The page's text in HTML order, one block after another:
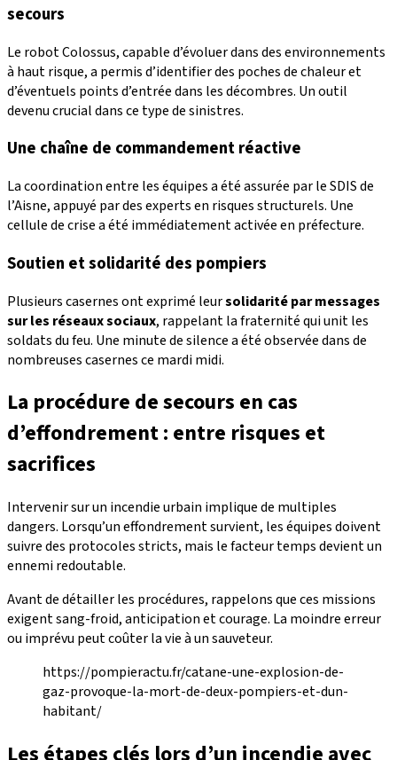
secours
Le robot Colossus, capable d’évoluer dans des environnements
à haut risque, a permis d’identifier des poches de chaleur et
d’éventuels points d’entrée dans les décombres. Un outil
devenu crucial dans ce type de sinistres.
Une chaîne de commandement réactive
La coordination entre les équipes a été assurée par le SDIS de
l’Aisne, appuyé par des experts en risques structurels. Une
cellule de crise a été immédiatement activée en préfecture.
Soutien et solidarité des pompiers
Plusieurs casernes ont exprimé leursolidarité par messages
sur les réseaux sociaux, rappelant la fraternité qui unit les
soldats du feu. Une minute de silence a été observée dans de
nombreuses casernes ce mardi midi.
La procédure de secours en cas
d’effondrement : entre risques et
sacrifices
Intervenir sur un incendie urbain implique de multiples
dangers. Lorsqu’un effondrement survient, les équipes doivent
suivre des protocoles stricts, mais le facteur temps devient un
ennemi redoutable.
Avant de détailler les procédures, rappelons que ces missions
exigent sang-froid, anticipation et courage. La moindre erreur
ou imprévu peut coûter la vie à un sauveteur.
https://pompieractu.fr/catane-une-explosion-de-
gaz-provoque-la-mort-de-deux-pompiers-et-dun-
habitant/